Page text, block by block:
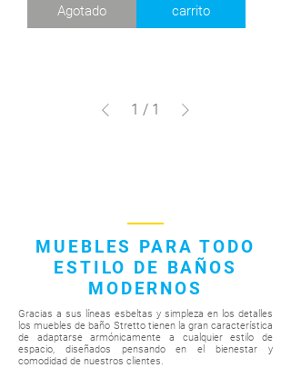
Agotado
carrito
1 / 1
MUEBLES PARA TODO
ESTILO DE BAÑOS
MODERNOS
Gracias a sus líneas esbeltas y simpleza en los detalles
los muebles de baño Stretto tienen la gran característica
de adaptarse armónicamente a cualquier estilo de
espacio, diseñados pensando en el bienestar y
comodidad de nuestros clientes.